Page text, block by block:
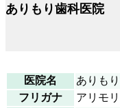
ありもり歯科医院
医院名
ありも
フリガナ
アリモ